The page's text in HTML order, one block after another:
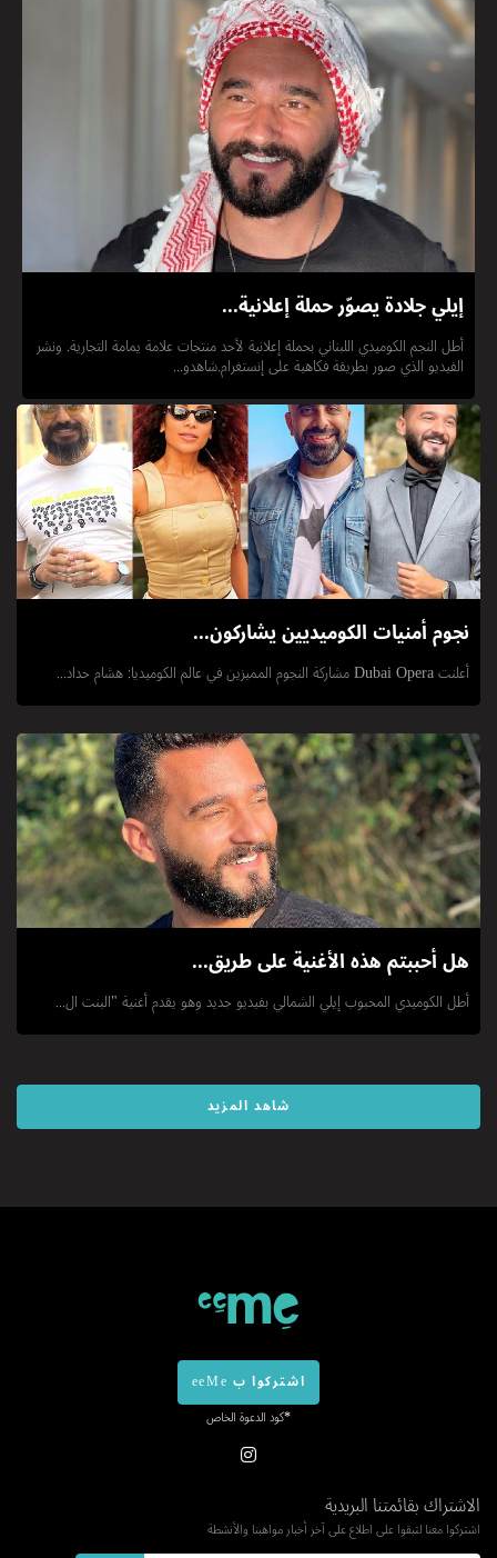
إيلي جلادة يصوّر حملة إعلانية...
أطل النجم الكوميدي اللبناني بحملة إعلانية لأحد منتجات علامة يمامة التجارية. ونشر
الفيديو الذي صور بطريقة فكاهية على إنستغرام.شاهدو...
نجوم أمنيات الكوميديين يشاركون...
أعلنت Dubai Opera مشاركة النجوم المميزين في عالم الكوميديا: هشام حداد...
هل أحببتم هذه الأغنية على طريق...
أطل الكوميدي المحبوب إيلي الشمالي بفيديو جديد وهو يقدم أغنية "البنت ال...
شاهد المزيد
اشتركوا ب eeMe
*كود الدعوة الخاص
الاشتراك بقائمتنا البريدية
اشتركوا معنا لتبقوا على اطلاع على آخر أخبار مواهبنا والأنشطة